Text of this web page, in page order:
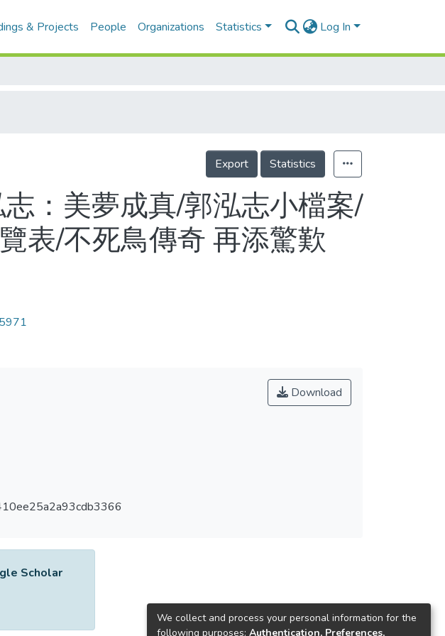
& Projects People Organizations Statistics Log In
Export Statistics
：美夢成真/郭泓志小檔案/
表/不死鳥傳奇 再添驚歎
Download
Scholar
We collect and process your personal information for the
following purposes: Authentication, Preferences,